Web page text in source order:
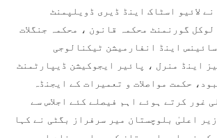
لائیو اسٹاک اینڈ ڈیری ڈویلپمنٹ
گورنمنٹ محکمہ قانون ، محکمہ جنگلات
اینڈ انفارمیشن ٹیکنالوجی
اینڈ منرل ، پائیر ایجوکیشن ڈیپارٹمنٹ
حکمت مواصلات و تعمیرات کے ایجنڈہ
غور کرتے ہوئے اہم فیصلے کئے اجلاس سے
اعلیٰ بلوچستان میر سرفراز بگٹی نے کہا